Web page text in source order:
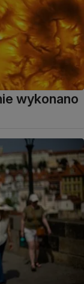
wykonano